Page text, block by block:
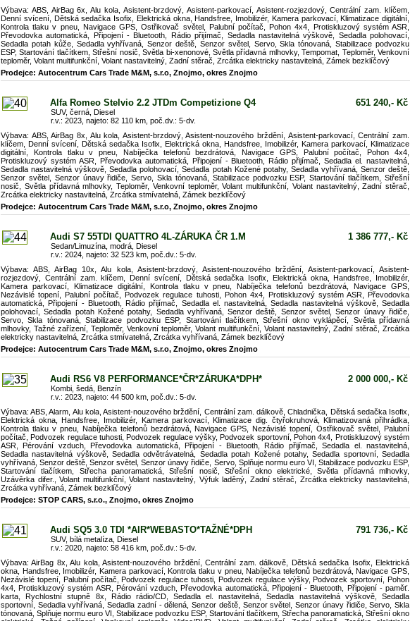
Výbava: ABS, AirBag 6x, Alu kola, Asistent-brzdový, Asistent-parkovací, Asistent-rozjezdový, Centrální zam. klíčem,
Denní svícení, Dětská sedačka Isofix, Elektrická okna, Handsfree, Imobilizér, Kamera parkovací, Klimatizace digitální,
Kontrola tlaku v pneu, Navigace GPS, Ostřikovač světel, Palubní počítač, Pohon 4x4, Protiskluzový systém ASR,
Převodovka automatická, Připojení - Bluetooth, Rádio přijímač, Sedadla nastavitelná výškově, Sedadla polohovací,
Sedadla potah kůže, Sedadla vyhřívaná, Senzor deště, Senzor světel, Servo, Skla tónovaná, Stabilizace podvozku
ESP, Startování tlačítkem, Střešní nosič, Světla bi-xenonové, Světla přídavná mlhovky, Tempomat, Teploměr, Venkovní
teploměr, Volant multifunkční, Volant nastavitelný, Zadní stěrač, Zrcátka elektricky nastavitelná, Zámek bezklíčový
Prodejce: Autocentrum Cars Trade M&M, s.r.o, Znojmo, okres Znojmo
Alfa Romeo Stelvio 2.2 JTDm Competizione Q4 651 240,- Kč
SUV, černá, Diesel
r.v.: 2023, najeto: 82 110 km, poč.dv.: 5-dv.
Výbava: ABS, AirBag 8x, Alu kola, Asistent-brzdový, Asistent-nouzového brždění, Asistent-parkovací, Centrální zam.
klíčem, Denní svícení, Dětská sedačka Isofix, Elektrická okna, Handsfree, Imobilizér, Kamera parkovací, Klimatizace
digitální, Kontrola tlaku v pneu, Nabíječka telefonů bezdrátová, Navigace GPS, Palubní počítač, Pohon 4x4,
Protiskluzový systém ASR, Převodovka automatická, Připojení - Bluetooth, Rádio přijímač, Sedadla el. nastavitelná,
Sedadla nastavitelná výškově, Sedadla polohovací, Sedadla potah Kožené potahy, Sedadla vyhřívaná, Senzor deště,
Senzor světel, Senzor únavy řidiče, Servo, Skla tónovaná, Stabilizace podvozku ESP, Startování tlačítkem, Střešní
nosič, Světla přídavná mlhovky, Teploměr, Venkovní teploměr, Volant multifunkční, Volant nastavitelný, Zadní stěrač,
Zrcátka elektricky nastavitelná, Zrcátka stmívatelná, Zámek bezklíčový
Prodejce: Autocentrum Cars Trade M&M, s.r.o, Znojmo, okres Znojmo
Audi S7 55TDI QUATTRO 4L-ZÁRUKA ČR 1.M 1 386 777,- Kč
Sedan/Limuzína, modrá, Diesel
r.v.: 2024, najeto: 32 523 km, poč.dv.: 5-dv.
Výbava: ABS, AirBag 10x, Alu kola, Asistent-brzdový, Asistent-nouzového brždění, Asistent-parkovací, Asistent-
rozjezdový, Centrální zam. klíčem, Denní svícení, Dětská sedačka Isofix, Elektrická okna, Handsfree, Imobilizér,
Kamera parkovací, Klimatizace digitální, Kontrola tlaku v pneu, Nabíječka telefonů bezdrátová, Navigace GPS,
Nezávislé topení, Palubní počítač, Podvozek regulace tuhosti, Pohon 4x4, Protiskluzový systém ASR, Převodovka
automatická, Připojení - Bluetooth, Rádio přijímač, Sedadla el. nastavitelná, Sedadla nastavitelná výškově, Sedadla
polohovací, Sedadla potah Kožené potahy, Sedadla vyhřívaná, Senzor deště, Senzor světel, Senzor únavy řidiče,
Servo, Skla tónovaná, Stabilizace podvozku ESP, Startování tlačítkem, Střešní okno vyklápěcí, Světla přídavná
mlhovky, Tažné zařízení, Teploměr, Venkovní teploměr, Volant multifunkční, Volant nastavitelný, Zadní stěrač, Zrcátka
elektricky nastavitelná, Zrcátka stmívatelná, Zrcátka vyhřívaná, Zámek bezklíčový
Prodejce: Autocentrum Cars Trade M&M, s.r.o, Znojmo, okres Znojmo
Audi RS6 V8 PERFORMANCE*ČR*ZÁRUKA*DPH* 2 000 000,- Kč
Kombi, šedá, Benzín
r.v.: 2023, najeto: 44 500 km, poč.dv.: 5-dv.
Výbava: ABS, Alarm, Alu kola, Asistent-nouzového brždění, Centrální zam. dálkově, Chladnička, Dětská sedačka Isofix,
Elektrická okna, Handsfree, Imobilizér, Kamera parkovací, Klimatizace dig. čtyřokruhová, Klimatizovaná přihrádka,
Kontrola tlaku v pneu, Nabíječka telefonů bezdrátová, Navigace GPS, Nezávislé topení, Ostřikovač světel, Palubní
počítač, Podvozek regulace tuhosti, Podvozek regulace výšky, Podvozek sportovní, Pohon 4x4, Protiskluzový systém
ASR, Pérování vzduch, Převodovka automatická, Připojení - Bluetooth, Rádio přijímač, Sedadla el. nastavitelná,
Sedadla nastavitelná výškově, Sedadla odvětrávatelná, Sedadla potah Kožené potahy, Sedadla sportovní, Sedadla
vyhřívaná, Senzor deště, Senzor světel, Senzor únavy řidiče, Servo, Splňuje normu euro VI, Stabilizace podvozku ESP,
Startování tlačítkem, Střecha panoramatická, Střešní nosič, Střešní okno elektrické, Světla přídavná mlhovky,
Uzávěrka difer., Volant multifunkční, Volant nastavitelný, Výfuk laděný, Zadní stěrač, Zrcátka elektricky nastavitelná,
Zrcátka vyhřívaná, Zámek bezklíčový
Prodejce: STOP CARS, s.r.o., Znojmo, okres Znojmo
Audi SQ5 3.0 TDI *AIR*WEBASTO*TAŽNÉ*DPH 791 736,- Kč
SUV, bílá metalíza, Diesel
r.v.: 2020, najeto: 58 416 km, poč.dv.: 5-dv.
Výbava: AirBag 8x, Alu kola, Asistent-nouzového brždění, Centrální zam. dálkově, Dětská sedačka Isofix, Elektrická
okna, Handsfree, Imobilizér, Kamera parkovací, Kontrola tlaku v pneu, Nabíječka telefonů bezdrátová, Navigace GPS,
Nezávislé topení, Palubní počítač, Podvozek regulace tuhosti, Podvozek regulace výšky, Podvozek sportovní, Pohon
4x4, Protiskluzový systém ASR, Pérování vzduch, Převodovka automatická, Připojení - Bluetooth, Připojení - paměť.
karta, Rychlostní stupně 8x, Rádio rádio/CD, Sedadla el. nastavitelná, Sedadla nastavitelná výškově, Sedadla
sportovní, Sedadla vyhřívaná, Sedadla zadní - dělená, Senzor deště, Senzor světel, Senzor únavy řidiče, Servo, Skla
tónovaná, Splňuje normu euro VI, Stabilizace podvozku ESP, Startování tlačítkem, Střecha panoramatická, Střešní okno